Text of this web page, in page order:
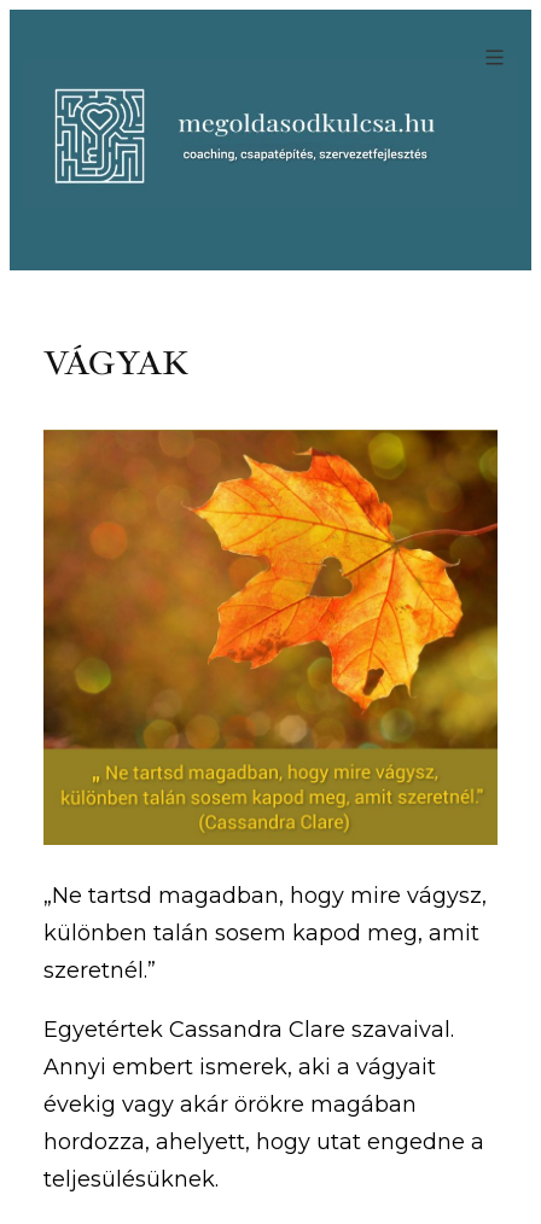
tartalomhoz
VÁGYAK
„Ne tartsd magadban, hogy mire vágysz,
különben talán sosem kapod meg, amit
szeretnél.”
Egyetértek Cassandra Clare szavaival.
Annyi embert ismerek, aki a vágyait
évekig vagy akár örökre magában
hordozza, ahelyett, hogy utat engedne a
teljesülésüknek.